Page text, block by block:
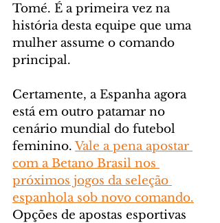
Tomé. É a primeira vez na
história desta equipe que uma
mulher assume o comando
principal.
Certamente, a Espanha agora
está em outro patamar no
cenário mundial do futebol
feminino. Vale a pena apostar
com a Betano Brasil nos
próximos jogos da seleção
espanhola sob novo comando.
Opções de apostas esportivas